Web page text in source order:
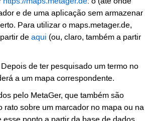
e de uma aplicação sem armazenar
Para utilizar o maps.metager.de,
de aqui (ou, claro, também a partir
de ter pesquisado um termo no
a um mapa correspondente.
pelo MetaGer, que também são
sobre um marcador no mapa ou na
ponto a partir da base de dados